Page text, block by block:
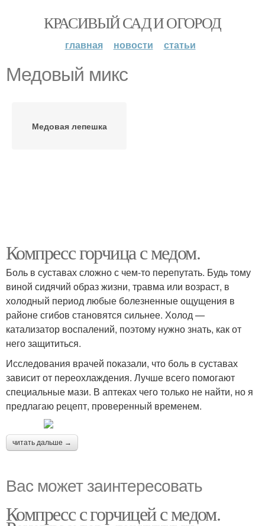
КРАСИВЫЙ САД И ОГОРОД
главная новости статьи
Медовый микс
Медовая лепешка
Компресс горчица с медом.
Боль в суставах сложно с чем-то перепутать. Будь тому
виной сидячий образ жизни, травма или возраст, в
холодный период любые болезненные ощущения в
районе сгибов становятся сильнее. Холод —
катализатор воспалений, поэтому нужно знать, как от
него защититься.
Исследования врачей показали, что боль в суставах
зависит от переохлаждения. Лучше всего помогают
специальные мази. В аптеках чего только не найти, но я
предлагаю рецепт, проверенный временем.
читать дальше →
Вас может заинтересовать
Компресс с горчицей с медом.